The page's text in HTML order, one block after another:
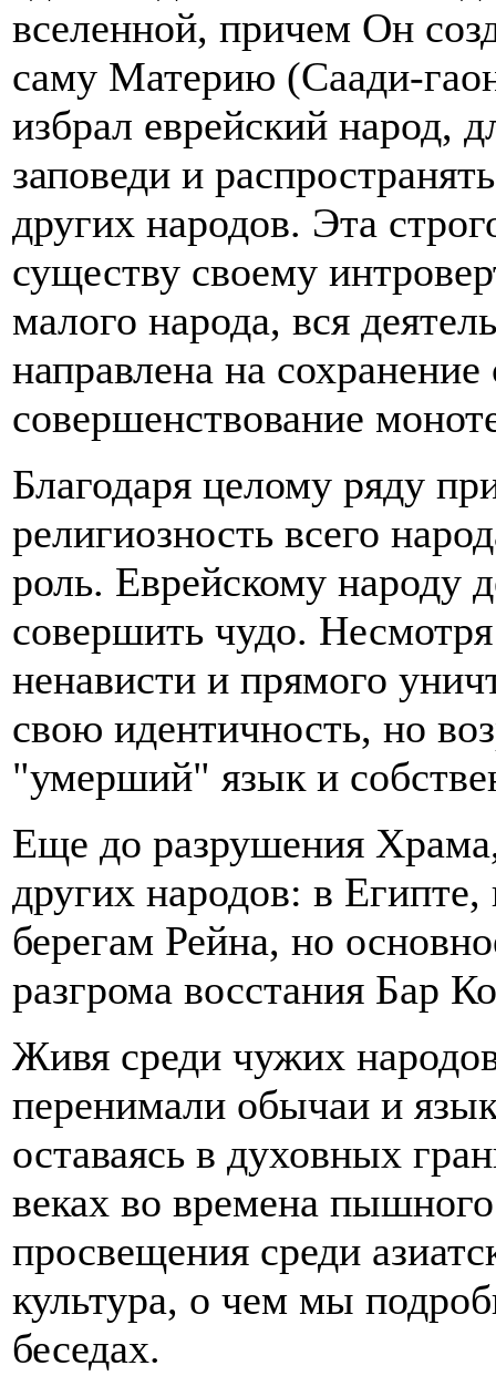
вселенной, причем Он
саму Материю (Саади-
избрал еврейский народ,
заповеди и
других народов. Эта
существу своему
малого народа, вся
направлена на
совершенствование
Благодаря целому ряду
религиозность всего
роль. Еврейскому народу
совершить чудо.
ненависти и прямого
свою идентичность, но
"умерший" язык и
Еще до разрушения
других народов: в
берегам Рейна, но
разгрома восстания Бар
Живя среди чужих
перенимали обычаи и
оставаясь в духовных
веках во времена пышного
просвещения среди
культура, о чем мы
беседах.